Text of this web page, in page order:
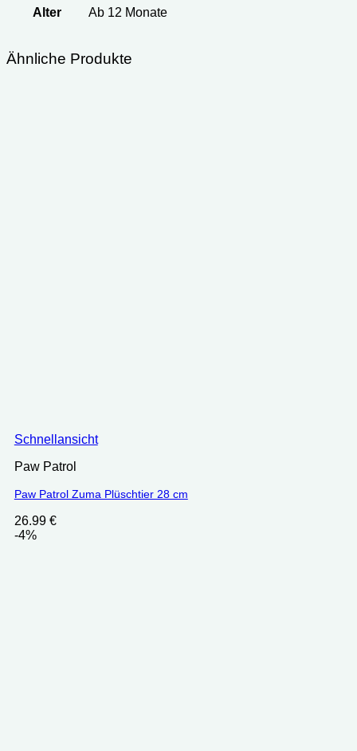
Alter Ab 12 Monate
Ähnliche Produkte
Schnellansicht
Paw Patrol
Paw Patrol Zuma Plüschtier 28 cm
26.99 €
-4%